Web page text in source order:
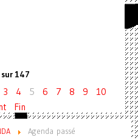
sur 147
3 4 5 6 7 8 9
10
Fin
Agenda passé